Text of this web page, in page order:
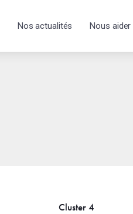
Nos actualités Nous aider
Cluster 4